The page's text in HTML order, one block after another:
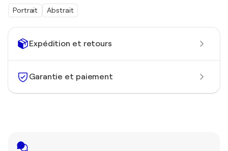
Expédition et retours
Garantie et paiement
Portrait Abstrait